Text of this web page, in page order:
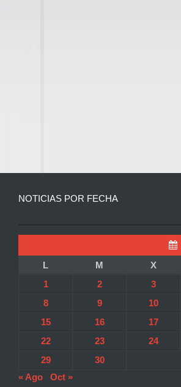
NOTICIAS POR FECHA
L
M X
1
2 3
8
9 10
15
16 17
22
23 24
29
30
« Ago
Oct »